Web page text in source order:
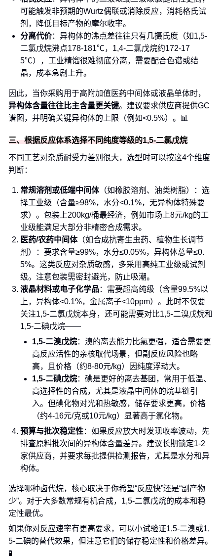
可能触发非预期的Wurtz偶联或消除反应，消耗格氏试
剂，降低目标产物的摩尔收率。
分离代价：异构体的沸点差往往只有几摄氏度（如1,5-
二氯戊烷沸点178-181℃，1,4-二氯戊烷约172-17
5℃），工业精馏很难彻底分离，需要配合色谱或结
晶，成本急剧上升。
因此，当你采购用于高附加值医药中间体或液晶单体时，
异构体含量往往比主含量更关键。建议要求供应商提供GC
谱图，并明确关键异构体的上限（例如<0.5%）。📊
三、根据反应体系选择不同纯度等级的1,5-二氯戊烷
不同工艺对杂质耐受力差别很大，选型时可以按这4个维度
判断：
常规溶剂或低端中间体（如橡胶溶剂、油类树脂）：选
择工业级（含量≥98%，水分<0.1%，无异构体特殊要
求）。包装上200kg/桶最经济，例如市场上8元/kg的工
业级能满足大部分非精密合成需求。
医药/农药中间体（如合成抗寄生虫药、植物生长调节
剂）：要求含量≥99%，水分≤0.05%，异构体总量≤0.
5%。这类反应对杂质敏感，多采用高纯工业级或试剂
级。注意包装需密封避光，防止吸潮。
液晶材料或电子化学品：需要超高纯级（含量99.5%以
上，异构体<0.1%，金属离子<10ppm）。此时不仅要
关注1,5-二氯戊烷本身，还可能需要对比1,5-二溴戊烷和
1,5-二碘戊烷——
1,5-二溴戊烷：溴的离去能力比氯更强，适合需要更
高反应活性的亲核取代场景，但副反应风险也略
高，且价格（约8-80元/kg）因纯度浮动大。
1,5-二碘戊烷：碘是更好的离去基团，常用于低温、
高选择性的合成，尤其是液晶中间体的烷基链引
入。但碘化物对光和热敏感，储存要求更高，价格
（约4-16元/克或10元/kg）显著高于氯化物。
预算与批次稳定性：如果反应放大时发现收率波动，先
排查原料批次间的异构体含量差异。建议长期锁定1-2
家供应商，并要求每批提供检测报告，尤其是水分和异
构体。
选择哪种卤代烷，核心取决于你希望“反应快”还是“副产物
少”。对于大多数常规有机合成，1,5-二氯戊烷的成本和稳
定性最优。
如果你对反应速率有更高要求，可以小试验证1,5-二溴或1,
5-二碘的替代效果，但注意它们的储存稳定性和价格差异。
🧪